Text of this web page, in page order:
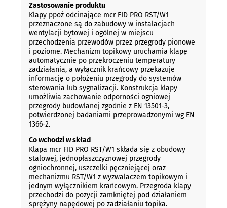
Zastosowanie produktu
Klapy ppoż odcinające mcr FID PRO RST/W1
przeznaczone są do zabudowy w instalacjach
wentylacji bytowej i ogólnej w miejscu
przechodzenia przewodów przez przegrody pionowe
i poziome. Mechanizm topikowy uruchamia klapę
automatycznie po przekroczeniu temperatury
zadziałania, a wyłącznik krańcowy przekazuje
informację o położeniu przegrody do systemów
sterowania lub sygnalizacji. Konstrukcja klapy
umożliwia zachowanie odporności ogniowej
przegrody budowlanej zgodnie z EN 13501-3,
potwierdzonej badaniami przeprowadzonymi wg EN
1366-2.
Co wchodzi w skład
Klapa mcr FID PRO RST/W1 składa się z obudowy
stalowej, jednopłaszczyznowej przegrody
ogniochronnej, uszczelki pęczniejącej oraz
mechanizmu RST/W1 z wyzwalaczem topikowym i
jednym wyłącznikiem krańcowym. Przegroda klapy
przechodzi do pozycji zamkniętej pod działaniem
sprężyny napędowej po zadziałaniu topika.